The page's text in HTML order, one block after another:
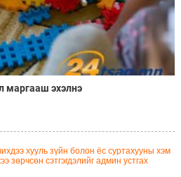
маргааш эхэлнэ
хууль зүйн болон ёс суртахууны хэм
зөрчсөн сэтгэгдэлийг админ устгах